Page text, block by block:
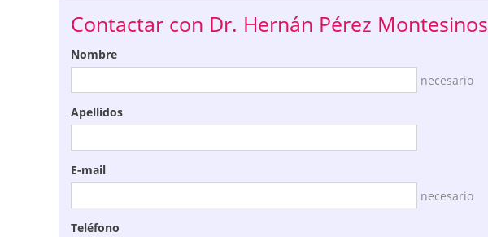
Contactar con Dr. Hernán Pérez Montesinos
Nombre
necesario
Apellidos
E-mail
necesario
Teléfono